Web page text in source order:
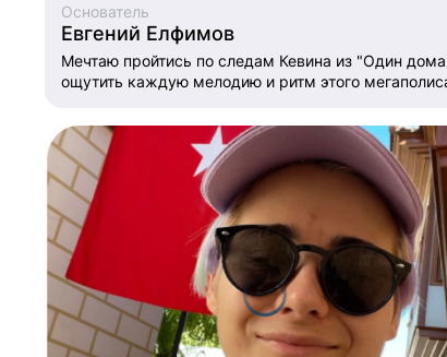
Основатель
Евгений Елфимов
Мечтаю пройтись по следам Кевина из "Один
ощутить каждую мелодию и ритм этого